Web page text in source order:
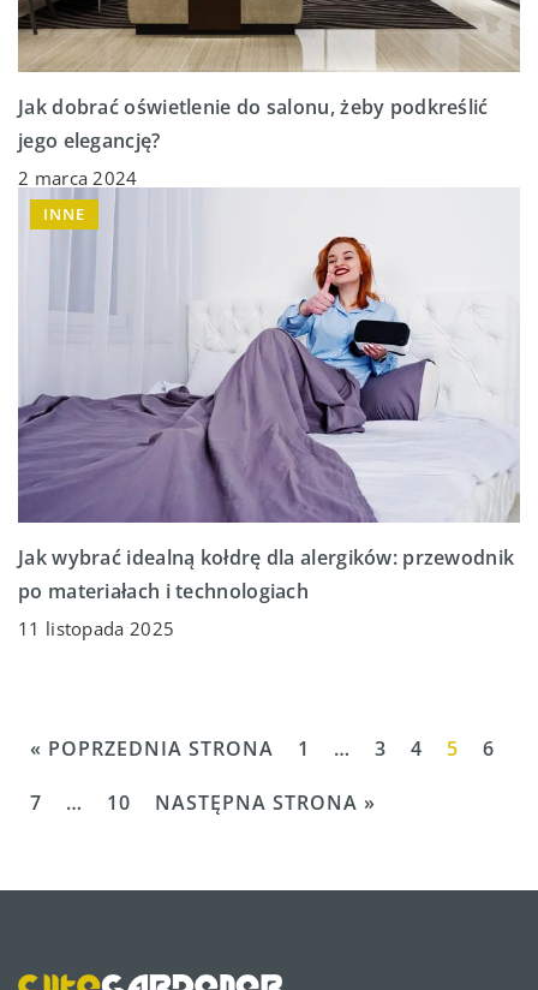
Jak dobrać oświetlenie do salonu, żeby podkreślić
jego elegancję?
2 marca 2024
INNE
Jak wybrać idealną kołdrę dla alergików: przewodnik
po materiałach i technologiach
11 listopada 2025
« POPRZEDNIA STRONA 1 … 3 4 5 6
7 … 10 NASTĘPNA STRONA »